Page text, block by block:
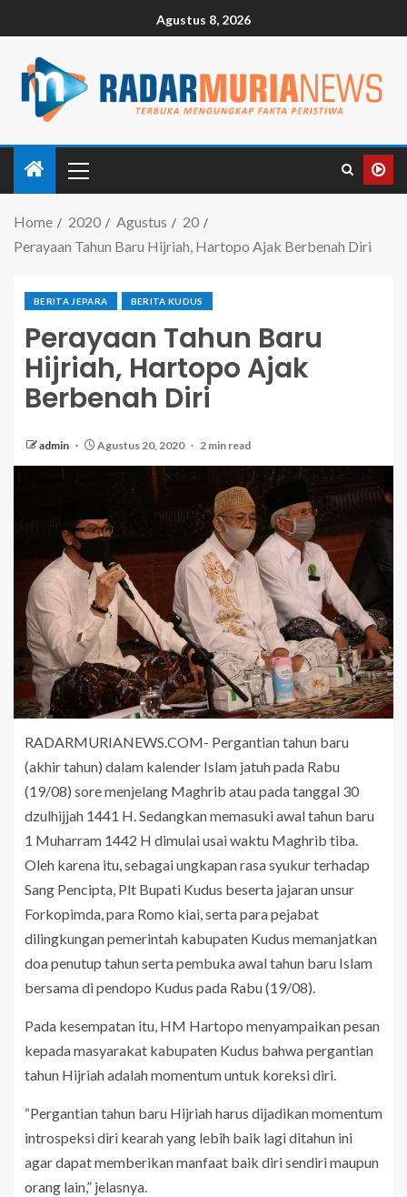
Agustus 8, 2026
Home 2020 Agustus
20
Perayaan Tahun Baru Hijriah, Hartopo Ajak Berbenah Diri
BERITA JEPARA BERITA KUDUS
Perayaan Tahun Baru
Hijriah, Hartopo Ajak
Berbenah Diri
admin Agustus 20, 2020 2 min read
RADARMURIANEWS.COM- Pergantian tahun baru
(akhir tahun) dalam kalender Islam jatuh pada Rabu
(19/08) sore menjelang Maghrib atau pada tanggal 30
dzulhijjah 1441 H. Sedangkan memasuki awal tahun baru
1 Muharram 1442 H dimulai usai waktu Maghrib tiba.
Oleh karena itu, sebagai ungkapan rasa syukur terhadap
Sang Pencipta, Plt Bupati Kudus beserta jajaran unsur
Forkopimda, para Romo kiai, serta para pejabat
dilingkungan pemerintah kabupaten Kudus memanjatkan
doa penutup tahun serta pembuka awal tahun baru Islam
bersama di pendopo Kudus pada Rabu (19/08).
Pada kesempatan itu, HM Hartopo menyampaikan pesan
kepada masyarakat kabupaten Kudus bahwa pergantian
tahun Hijriah adalah momentum untuk koreksi diri.
“Pergantian tahun baru Hijriah harus dijadikan momentum
introspeksi diri kearah yang lebih baik lagi ditahun ini
agar dapat memberikan manfaat baik diri sendiri maupun
orang lain,” jelasnya.